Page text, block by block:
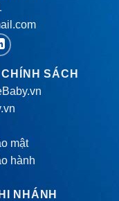
SÁCH
mật
hành
NHÁNH